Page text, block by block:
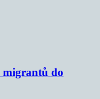
migrantů do